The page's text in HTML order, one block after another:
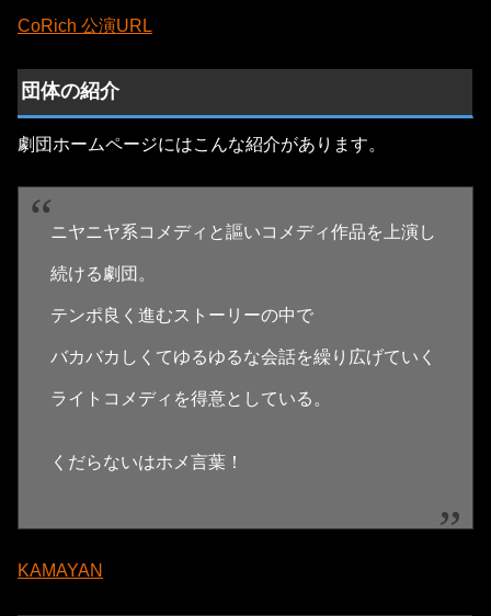
CoRich 公演URL
団体の紹介
劇団ホームページにはこんな紹介があります。
ニヤニヤ系コメディと謳いコメディ作品を上演し
続ける劇団。
テンポ良く進むストーリーの中で
バカバカしくてゆるゆるな会話を繰り広げていく
ライトコメディを得意としている。
くだらないはホメ言葉！
KAMAYAN